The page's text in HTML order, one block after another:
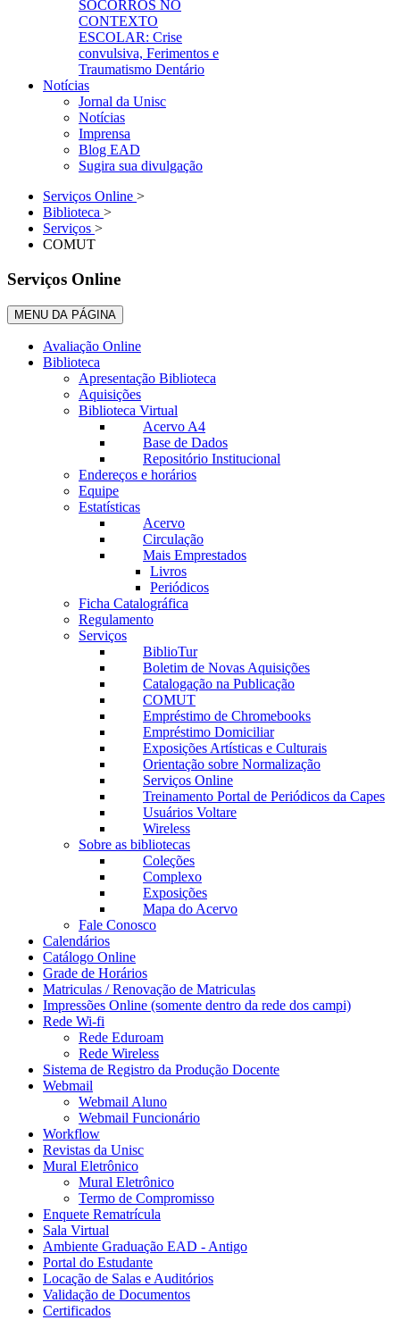
SOCORROS NO
CONTEXTO
ESCOLAR: Crise
convulsiva, Ferimentos e
Traumatismo Dentário
Notícias
Jornal da Unisc
Notícias
Imprensa
Blog EAD
Sugira sua divulgação
Serviços Online >
Biblioteca >
Serviços >
COMUT
Serviços Online
MENU DA PÁGINA
Avaliação Online
Biblioteca
Apresentação Biblioteca
Aquisições
Biblioteca Virtual
Acervo A4
Base de Dados
Repositório Institucional
Endereços e horários
Equipe
Estatísticas
Acervo
Circulação
Mais Emprestados
Livros
Periódicos
Ficha Catalográfica
Regulamento
Serviços
BiblioTur
Boletim de Novas Aquisições
Catalogação na Publicação
COMUT
Empréstimo de Chromebooks
Empréstimo Domiciliar
Exposições Artísticas e Culturais
Orientação sobre Normalização
Serviços Online
Treinamento Portal de Periódicos da Capes
Usuários Voltare
Wireless
Sobre as bibliotecas
Coleções
Complexo
Exposições
Mapa do Acervo
Fale Conosco
Calendários
Catálogo Online
Grade de Horários
Matriculas / Renovação de Matriculas
Impressões Online (somente dentro da rede dos campi)
Rede Wi-fi
Rede Eduroam
Rede Wireless
Sistema de Registro da Produção Docente
Webmail
Webmail Aluno
Webmail Funcionário
Workflow
Revistas da Unisc
Mural Eletrônico
Mural Eletrônico
Termo de Compromisso
Enquete Rematrícula
Sala Virtual
Ambiente Graduação EAD - Antigo
Portal do Estudante
Locação de Salas e Auditórios
Validação de Documentos
Certificados